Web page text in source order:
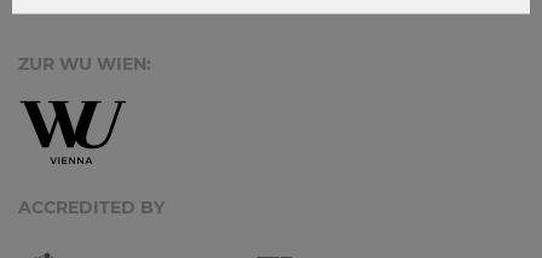
ZUR WU WIEN:
ACCREDITED BY